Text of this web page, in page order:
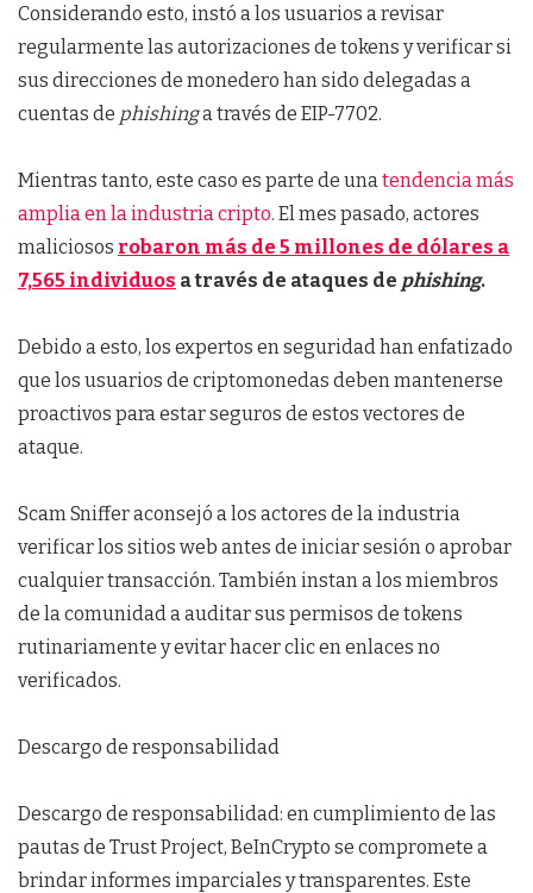
Considerando esto, instó a los usuarios a revisar
regularmente las autorizaciones de tokens y verificar si
sus direcciones de monedero han sido delegadas a
cuentas de phishinga través de EIP-7702.
Mientras tanto, este caso es parte de una tendencia más
amplia en la industria cripto. El mes pasado, actores
maliciosos robaron más de 5 millones de dólares a
7,565 individuos a través de ataques de phishing.
Debido a esto, los expertos en seguridad han enfatizado
que los usuarios de criptomonedas deben mantenerse
proactivos para estar seguros de estos vectores de
ataque.
Scam Sniffer aconsejó a los actores de la industria
verificar los sitios web antes de iniciar sesión o aprobar
cualquier transacción. También instan a los miembros
de la comunidad a auditar sus permisos de tokens
rutinariamente y evitar hacer clic en enlaces no
verificados.
Descargo de responsabilidad
Descargo de responsabilidad: en cumplimiento de las
pautas de Trust Project, BeInCrypto se compromete a
brindar informes imparciales y transparentes. Este